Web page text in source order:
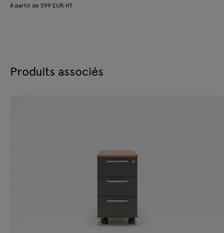
À partir de 599 EUR HT
Produits associés